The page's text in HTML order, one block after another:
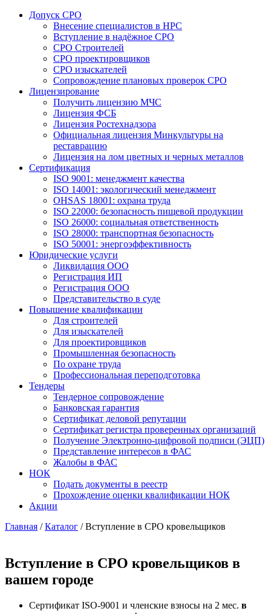
Допуск СРО
Внесение специалистов в НРС
Вступление в надёжное СРО
СРО Строителей
СРО проектировщиков
СРО изыскателей
Сопровождение плановых проверок СРО
Лицензирование
Получить лицензию МЧС
Лицензия ФСБ
Лицензия Ростехнадзора
Официальная лицензия Минкультуры на
реставрацию
Лицензия на лом цветных и черных металлов
Сертификация
ISO 9001: менеджмент качества
ISO 14001: экологический менеджмент
OHSAS 18001: охрана труда
ISO 22000: безопасность пищевой продукции
ISO 26000: социальная ответственность
ISO 28000: транспортная безопасность
ISO 50001: энергоэффективность
Юридические услуги
Ликвидация ООО
Регистрация ИП
Регистрация ООО
Представительство в суде
Повышение квалификации
Для строителей
Для изыскателей
Для проектировщиков
Промышленная безопасность
По охране труда
Профессиональная переподготовка
Тендеры
Тендерное сопровождение
Банковская гарантия
Сертификат деловой репутации
Сертификат регистра проверенных организаций
Получение Электронно-цифровой подписи (ЭЦП)
Представление интересов в ФАС
Жалобы в ФАС
НОК
Подать документы в реестр
Прохождение оценки квалификации НОК
Акции
Главная / Каталог / Вступление в СРО кровельщиков
Вступление в СРО кровельщиков в
вашем городе
Сертификат ISO-9001 и членские взносы на 2 мес. в